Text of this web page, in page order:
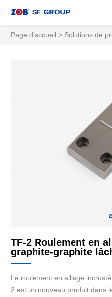
Page d’accueil > Solutions de
TF-2 Roulement en
graphite-graphite
Le roulement en alliage
2 est un nouveau produit dans